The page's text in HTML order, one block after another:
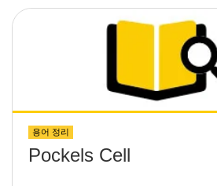
용어 정리
Pockels Cell